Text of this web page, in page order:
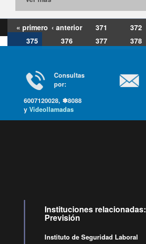
« primero ‹ anterior 371 372
375
376 377 378
Consultas
por:
6007120028, ✽8088
yVideollamadas
Instituciones relacionadas:
Previsión
Instituto de Seguridad Laboral